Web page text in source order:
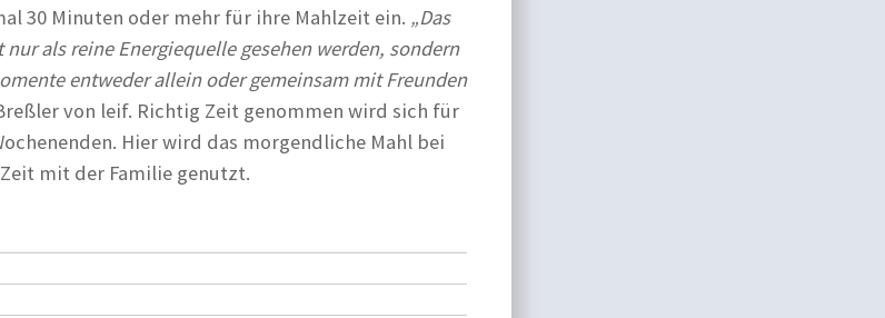
30 Minuten oder mehr für ihre Mahlzeit ein. „Das
als reine Energiequelle gesehen werden, sondern
entweder allein oder gemeinsam mit Freunden
von leif. Richtig Zeit genommen wird sich für
Hier wird das morgendliche Mahl bei
mit der Familie genutzt.